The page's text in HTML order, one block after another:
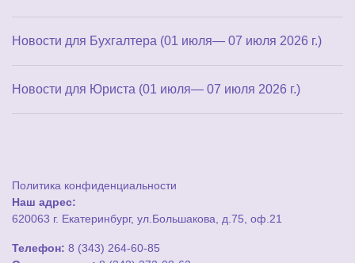
Новости для Бухгалтера (01 июля— 07 июля 2026 г.)
Новости для Юриста (01 июля— 07 июля 2026 г.)
Политика конфиденциальности
Наш адрес:
620063 г. Екатеринбург, ул.Большакова, д.75, оф.21
Телефон: 8 (343) 264-60-85